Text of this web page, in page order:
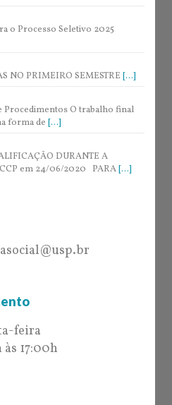
o Processo Seletivo 2025
NO PRIMEIRO SEMESTRE [...]
Procedimentos O trabalho final
forma de [...]
DURANTE A
em 24/06/2020 PARA[...]
feira
às 17:00h